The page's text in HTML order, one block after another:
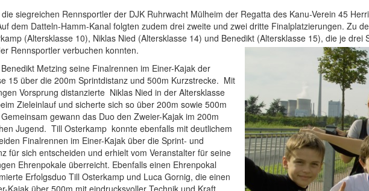
siegreichen Rennsportler der DJK Ruhrwacht Mülheim der Regatta des Kanu-Verein 45
dem Datteln-Hamm-Kanal folgten zudem drei zweite und zwei dritte Finalplatzierungen. Zu
(Altersklasse 10), Niklas Nied (Altersklasse 14) und Benedikt (Altersklasse 15), die je drei
Rennsportler verbuchen konnten.
Metzing seine Finalrennen im Einer-Kajak der
15 über die 200m Sprintdistanz und 500m Kurzstrecke. Mit
Vorsprung distanzierte Niklas Nied in der Altersklasse
Zieleinlauf und sicherte sich so über 200m sowie 500m
gewann das Duo den Zweier-Kajak im 200m
Jugend. Till Osterkamp konnte ebenfalls mit deutlichem
Finalrennen im Einer-Kajak über die Sprint- und
für sich entscheiden und erhielt vom Veranstalter für seine
Ehrenpokale überreicht. Ebenfalls einen Ehrenpokal
Erfolgsduo Till Osterkamp und Luca Gornig, die einen
Kajak über 500m mit eindrucksvoller Technik und Kraft